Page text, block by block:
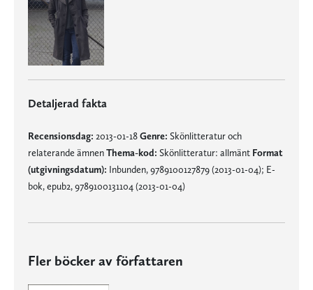
Detaljerad fakta
Recensionsdag: 2013-01-18Genre: Skönlitteratur och
relaterande ämnenThema-kod: Skönlitteratur: allmänt Format
(utgivningsdatum): Inbunden, 9789100127879 (2013-01-04); E-
bok, epub2, 9789100131104 (2013-01-04)
Fler böcker av författaren